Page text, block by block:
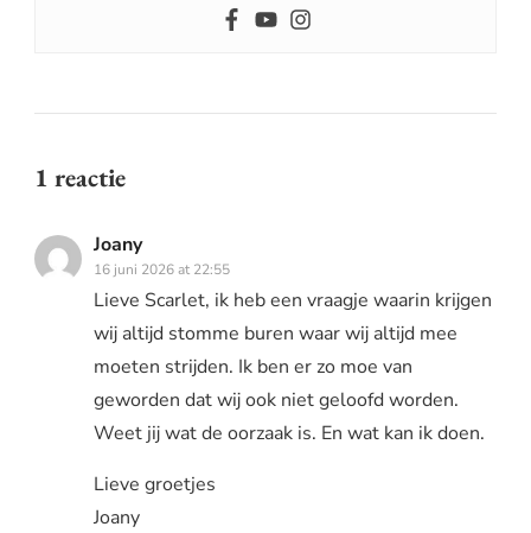
1 reactie
Joany
16 juni 2026 at 22:55
Lieve Scarlet, ik heb een vraagje waarin krijgen
wij altijd stomme buren waar wij altijd mee
moeten strijden. Ik ben er zo moe van
geworden dat wij ook niet geloofd worden.
Weet jij wat de oorzaak is. En wat kan ik doen.
Lieve groetjes
Joany